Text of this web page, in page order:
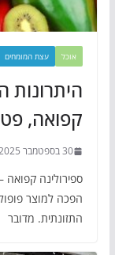
אוכל עצת המומחים
היתרונות
קפואה,
30 בספטמבר 2025
ספירולינה
הפכה למוצר
התזונתית. מדובר